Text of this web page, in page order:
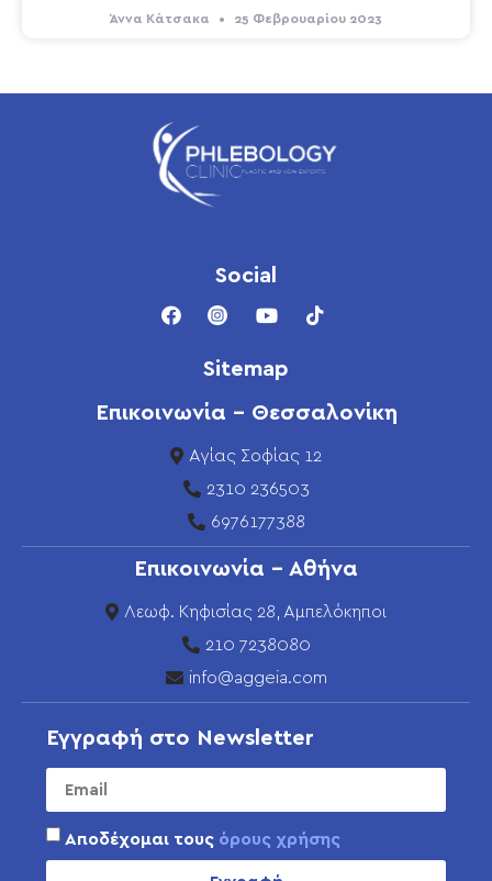
Άννα Κάτσακα 25 Φεβρουαρίου 2023
Social
Sitemap
Επικοινωνία - Θεσσαλονίκη
Αγίας Σοφίας 12
2310 236503
6976177388
Επικοινωνία - Αθήνα
Λεωφ. Κηφισίας 28, Αμπελόκηποι
210 7238080
info@aggeia.com
Εγγραφή στο Newsletter
Αποδέχομαι τους όρους χρήσης